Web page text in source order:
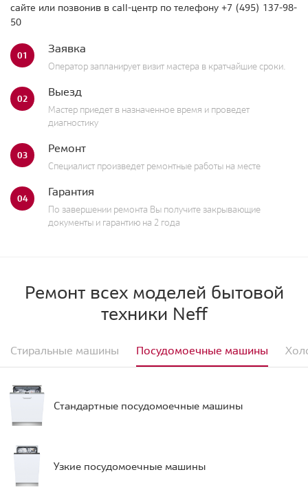
сайте или позвонив в call-центр по телефону +7 (495) 137-98-
50
01 Заявка
Оператор запланирует визит мастера в кратчайшие сроки.
02 Выезд
Мастер приедет в назначенное время и проведет
диагностику
03 Ремонт
Специалист произведет ремонтные работы на месте
04 Гарантия
По завершении ремонта Вы получите закрывающие
документы и гарантию на 2 года
Ремонт всех моделей бытовой
техники Neff
Стиральные машины Посудомоечные машины
Стандартные посудомоечные машины
Узкие посудомоечные машины